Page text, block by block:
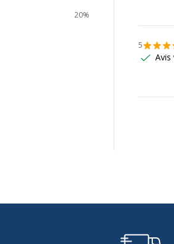
20%
5
Avis